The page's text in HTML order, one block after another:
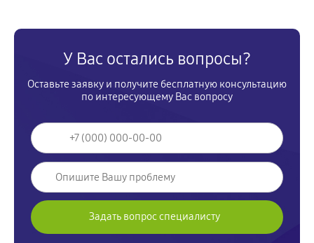
У Вас остались вопросы?
Оставьте заявку и получите бесплатную консультацию
по интересующему Вас вопросу